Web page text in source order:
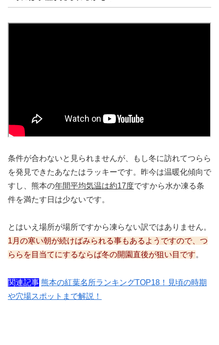
条件が合わないと見られませんが、もし冬に訪れてつらら
を発見できたあなたはラッキーです。昨今は温暖化傾向で
すし、熊本の年間平均気温は約17度ですから水か凍る条
件を満たす日は少ないです。
とはいえ場所が場所ですから凍らない訳ではありません。
1月の寒い朝が続けばみられる事もあるようですので、つ
ららを目当てにするならば冬の開園直後が狙い目です。
関連記事 熊本の紅葉名所ランキングTOP18！見頃の時期
や穴場スポットまで解説！